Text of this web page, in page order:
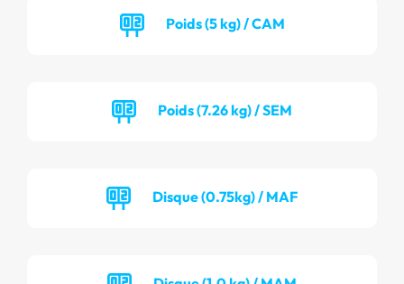
Poids (5 kg) / CAM
Poids (7.26 kg) / SEM
Disque (0.75kg) / MAF